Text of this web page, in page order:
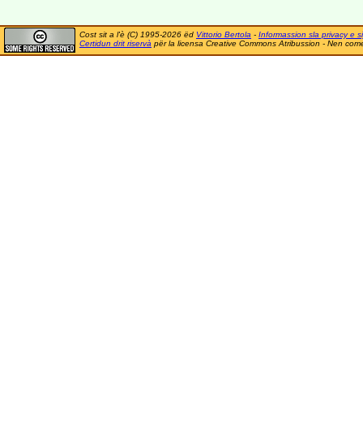
Cost sit a l'è (C) 1995-2026 ëd Vittorio Bertola - Informassion sla privacy e
Certidun drit riservà për la licensa Creative Commons Atribussion - Nen